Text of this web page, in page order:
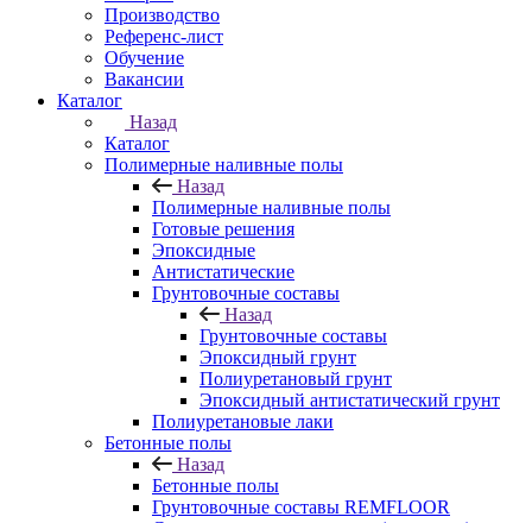
Производство
Референс-лист
Обучение
Вакансии
Каталог
Назад
Каталог
Полимерные наливные полы
Назад
Полимерные наливные полы
Готовые решения
Эпоксидные
Антистатические
Грунтовочные составы
Назад
Грунтовочные составы
Эпоксидный грунт
Полиуретановый грунт
Эпоксидный антистатический грунт
Полиуретановые лаки
Бетонные полы
Назад
Бетонные полы
Грунтовочные составы REMFLOOR